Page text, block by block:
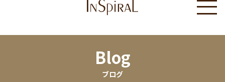
Blog
ブログ